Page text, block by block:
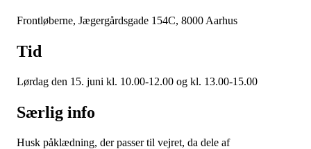
Frontløberne, Jægergårdsgade 154C, 8000 Aarhus
Tid
Lørdag den 15. juni kl. 10.00-12.00 og kl. 13.00-15.00
Særlig info
Husk påklædning, der passer til vejret, da dele af